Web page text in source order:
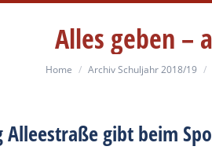
Alles geben –
You are here:
Home Archiv Schuljahr 2018/19
Alleestraße gibt beim